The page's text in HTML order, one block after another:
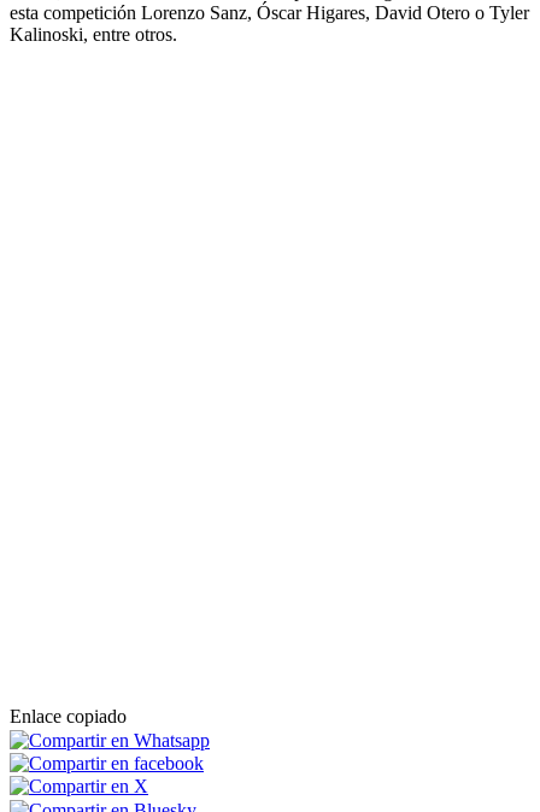
esta competición Lorenzo Sanz, Óscar Higares, David Otero o Tyler
Kalinoski, entre otros.
Enlace copiado